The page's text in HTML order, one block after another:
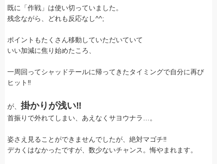
既に「作戦」は使い切っていました。
残念ながら、どれも反応なし^^;
ポイントもたくさん移動していただいていて
いい加減に焦り始めたころ、
一周回ってシャッドテールに帰ってきたタイミングで自分に再び
ヒット‼
が、 掛かりが浅い‼
首振りで外れてしまい、あえなくサヨウナラ…。
姿さえ見ることができませんでしたが、絶対マゴチ‼
デカくはなかったですが、数少ないチャンス。悔やまれます。